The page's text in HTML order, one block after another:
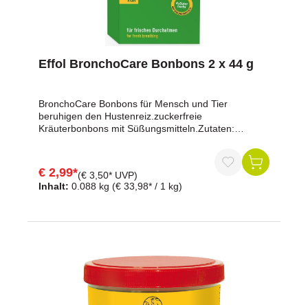
Effol BronchoCare Bonbons 2 x 44 g
BronchoCare Bonbons für Mensch und Tier
beruhigen den Hustenreiz.zuckerfreie
Kräuterbonbons mit Süßungsmitteln.Zutaten:
Süßungsmittel (Sucralose), MentholPackung enthält
14 BonbonsEnthält: natürliche Kräuter, Minze und
GersteKann bei übermäßigem Verzehr abführend
Inhalt: 0.088 kg (€ 33,98* / 1 kg)
€ 2,99*(€ 3,50* UVP)